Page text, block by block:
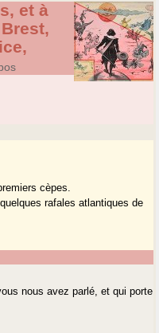
et à
cèpes.
rafales atlantiques de
nous avez parlé, et qui porte